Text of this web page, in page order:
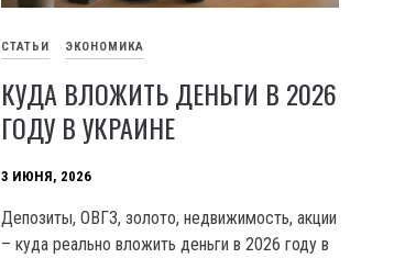
СТАТЬИ ЭКОНОМИКА
КУДА ВЛОЖИТЬ ДЕНЬГИ В 2026
ГОДУ В УКРАИНЕ
3 ИЮНЯ, 2026
Депозиты, ОВГЗ, золото, недвижимость, акции
– куда реально вложить деньги в 2026 году в